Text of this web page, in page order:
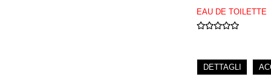
EAU DE TOILETTE
DETTAGLI